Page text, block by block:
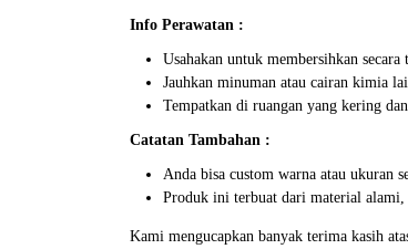
Info Perawatan :
Usahakan untuk membersihkan
Jauhkan minuman atau cairan kimia
Tempatkan di ruangan yang kering dan
Catatan Tambahan :
Anda bisa custom warna atau ukuran
Produk ini terbuat dari material alami,
Kami mengucapkan banyak terima kasih